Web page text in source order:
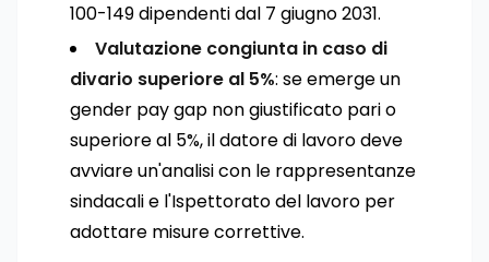
100-149 dipendenti dal 7 giugno 2031.
Valutazione congiunta in caso di
divario superiore al 5%: se emerge un
gender pay gap non giustificato pari o
superiore al 5%, il datore di lavoro deve
avviare un'analisi con le rappresentanze
sindacali e l'Ispettorato del lavoro per
adottare misure correttive.